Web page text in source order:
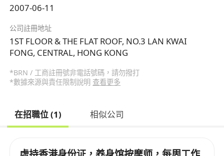
2007-06-11
公司註冊地址
1ST FLOOR & THE FLAT ROOF, NO.3 LAN KWAI
FONG, CENTRAL, HONG KONG
*BRN / 工商註冊號非電話號碼，請勿撥打
*數據來源與責任限制說明 查看更多
在招職位 (1) 相似公司